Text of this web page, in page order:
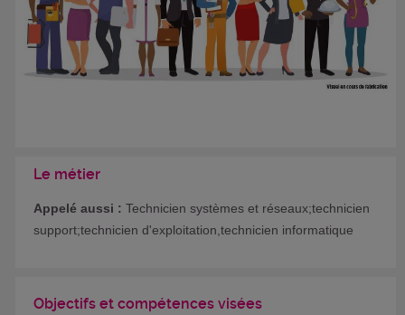
Le métier
Appelé aussi : Technicien systèmes et réseaux;technicien
support;technicien d'exploitation,technicien informatique
Objectifs et compétences visées